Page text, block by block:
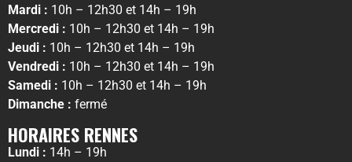
Mardi : 10h – 12h30 et 14h – 19h
Mercredi : 10h – 12h30 et 14h – 19h
Jeudi : 10h – 12h30 et 14h – 19h
Vendredi : 10h – 12h30 et 14h – 19h
Samedi : 10h – 12h30 et 14h – 19h
Dimanche : fermé
HORAIRES RENNES
Lundi : 14h – 19h